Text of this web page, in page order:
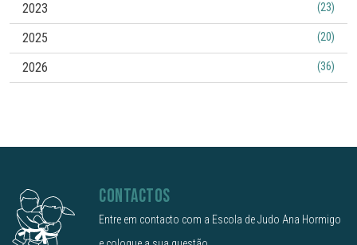
2023 (23)
2025 (20)
2026 (36)
CONTACTOS
Entre em contacto com a Escola de Judo Ana Hormigo